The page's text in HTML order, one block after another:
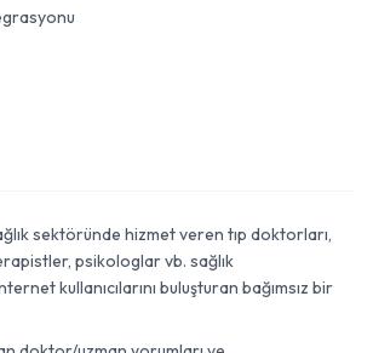
sektöründe hizmet veren tıp doktorları,
psikologlar vb. sağlık
kullanıcılarını buluşturan bağımsız bir